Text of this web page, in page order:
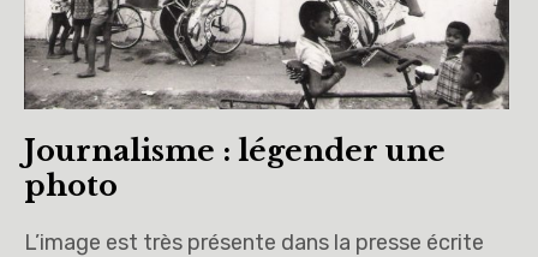
Journalisme : légender une
photo
L’image est très présente dans la presse écrite